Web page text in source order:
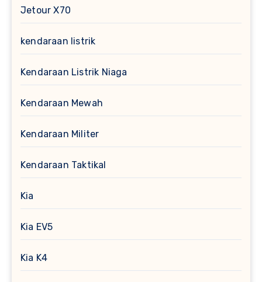
Jetour X70
kendaraan listrik
Kendaraan Listrik Niaga
Kendaraan Mewah
Kendaraan Militer
Kendaraan Taktikal
Kia
Kia EV5
Kia K4